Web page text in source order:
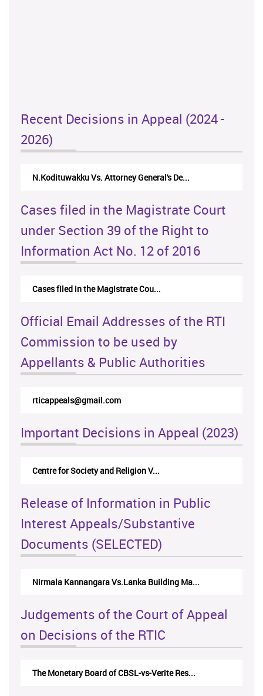
Recent Decisions in Appeal (2024 -
2026)
N.Kodituwakku Vs. Attorney General's De...
Cases filed in the Magistrate Court
under Section 39 of the Right to
Information Act No. 12 of 2016
Cases filed in the Magistrate Cou...
Official Email Addresses of the RTI
Commission to be used by
Appellants & Public Authorities
rticappeals@gmail.com
Important Decisions in Appeal (2023)
Centre for Society and Religion V...
Release of Information in Public
Interest Appeals/Substantive
Documents (SELECTED)
Nirmala Kannangara Vs.Lanka Building Ma...
Judgements of the Court of Appeal
on Decisions of the RTIC
The Monetary Board of CBSL-vs-Verite Res...